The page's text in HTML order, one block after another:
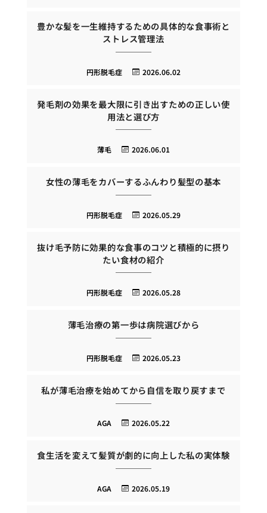
豊かな髪を一生維持するための具体的な食事術と
ストレス管理法
2026.06.02
円形脱毛症
発毛剤の効果を最大限に引き出すための正しい使
用法と選び方
2026.06.01
薄毛
女性の薄毛をカバーするふんわり髪型の基本
2026.05.29
円形脱毛症
抜け毛予防に効果的な食事のコツと積極的に摂り
たい食材の紹介
2026.05.28
円形脱毛症
薄毛治療の第一歩は病院選びから
2026.05.23
円形脱毛症
私が薄毛治療を始めてから自信を取り戻すまで
2026.05.22
AGA
食生活を変えて髪質が劇的に向上した私の実体験
2026.05.19
AGA